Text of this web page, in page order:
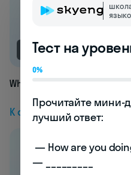
NEW
Whiteout
К следующей статье
Тест на
0%
Прочитайте мини-
лучший ответ:
— _________